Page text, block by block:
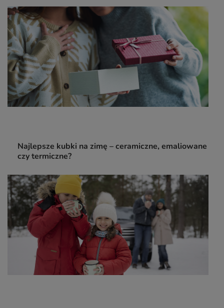
Najlepsze kubki na zimę – ceramiczne, emaliowane
czy termiczne?